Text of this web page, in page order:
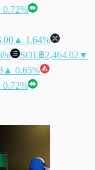
▲ 1.64%
SOL฿2,464.02 ▼
▲ 0.65%